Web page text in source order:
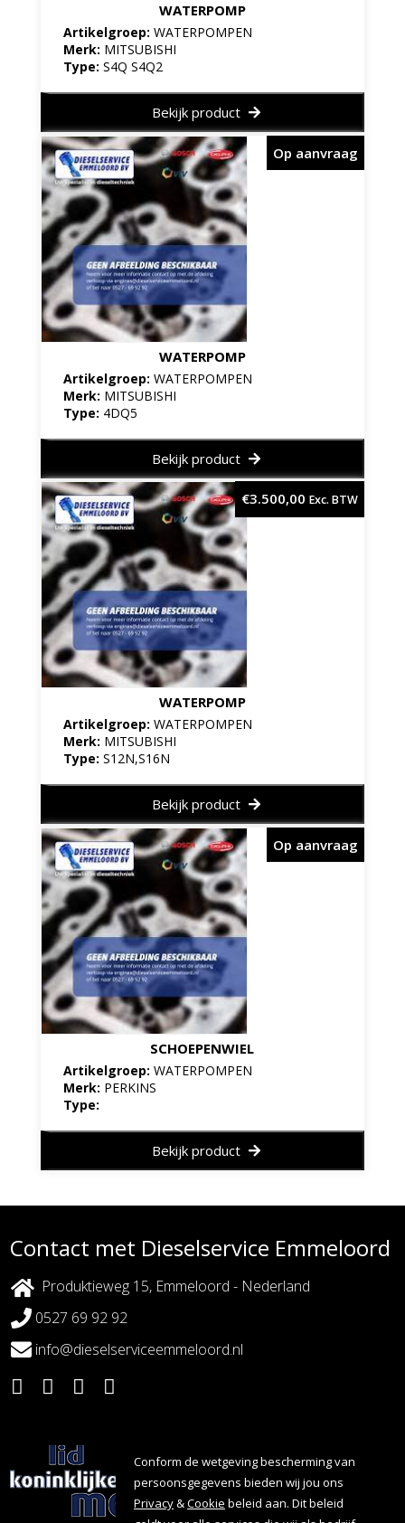
Conform de wetgeving bescherming van
persoonsgegevens bieden wij jou ons
Privacy&Cookie beleid aan. Dit beleid
WATERPOMP
Artikelgroep: WATERPOMPEN
Merk: MITSUBISHI
Type: S4Q S4Q2
Bekijk product
WATERPOMP
Artikelgroep: WATERPOMPEN
Merk: MITSUBISHI
Type: 4DQ5
Op aanvraag
Bekijk product
WATERPOMP
Artikelgroep: WATERPOMPEN
Merk: MITSUBISHI
Type: S12N,S16N
€3.500,00 Exc. BTW
Bekijk product
SCHOEPENWIEL
Artikelgroep: WATERPOMPEN
Merk: PERKINS
Type:
Op aanvraag
Bekijk product
Contact met Dieselservice Emmeloord
Produktieweg 15, Emmeloord - Nederland
0527 69 92 92
info@dieselserviceemmeloord.nl